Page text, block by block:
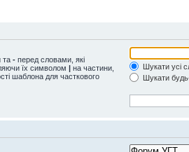
та - перед словами, які
їх символом | на частини,
шаблона для часткового
Шукати усі
Шукати